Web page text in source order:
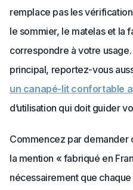
remplace pas les
le sommier, le matelas et la
correspondre à votre
principal, reportez-vous
un canapé-lit confortable
d’utilisation qui doit guider
Commencez par
la mention « fabriqué en
nécessairement que